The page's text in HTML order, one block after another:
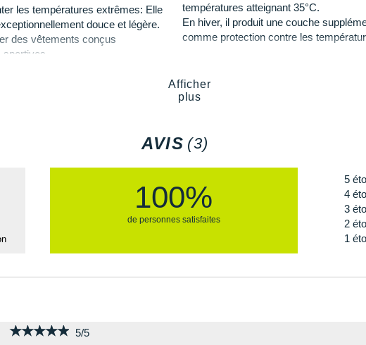
les températures extrêmes: Elle
douce et légère.
des vêtements conçus
températures atteignant 35°C.
En hiver, il produit une couche
comme protection contre les
Afficher
plus
AVIS (3)
100%
de personnes satisfaites
5
4
3
2
1
★★★★★
★★★★★ 5/5